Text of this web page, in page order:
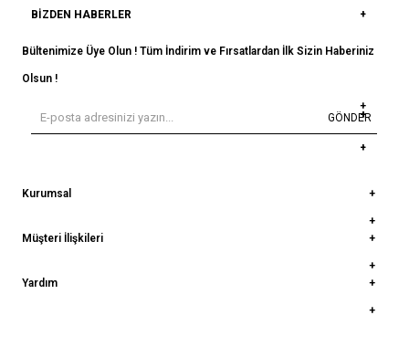
BIZDEN HABERLER
Bültenimize Üye Olun ! Tüm İndirim ve Fırsatlardan İlk Sizin Haberiniz
Olsun !
GÖNDER
Kurumsal
Müşteri İlişkileri
Yardım